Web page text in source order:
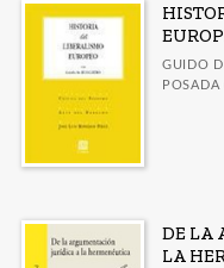
GUIDO
POSADA
DE LA
LA